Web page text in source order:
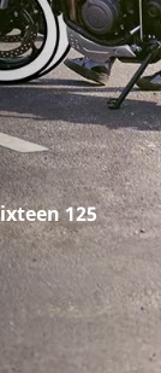
125